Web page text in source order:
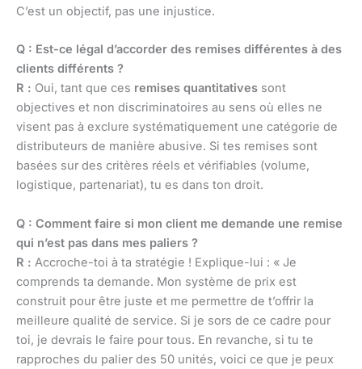
C’est un objectif, pas une injustice.
Q : Est-ce légal d’accorder des remises différentes à des
clients différents ?
R : Oui, tant que ces remises quantitatives sont
objectives et non discriminatoires au sens où elles ne
visent pas à exclure systématiquement une catégorie de
distributeurs de manière abusive. Si tes remises sont
basées sur des critères réels et vérifiables (volume,
logistique, partenariat), tu es dans ton droit.
Q : Comment faire si mon client me demande une remise
qui n’est pas dans mes paliers ?
R : Accroche-toi à ta stratégie ! Explique-lui : « Je
comprends ta demande. Mon système de prix est
construit pour être juste et me permettre de t’offrir la
meilleure qualité de service. Si je sors de ce cadre pour
toi, je devrais le faire pour tous. En revanche, si tu te
rapproches du palier des 50 unités, voici ce que je peux